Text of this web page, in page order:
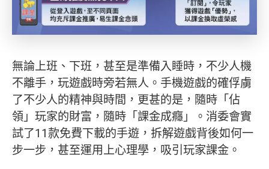
無論上班、下班，甚至是準備入睡時，不少人機
不離手，玩遊戲時旁若無人。手機遊戲的確俘虜
了不少人的精神與時間，更甚的是，隨時「佔
領」玩家的財富，隨時「課金成癮」。消委會實
試了11款免費下載的手遊，拆解遊戲背後如何一
步一步，甚至運用上心理學，吸引玩家課金。